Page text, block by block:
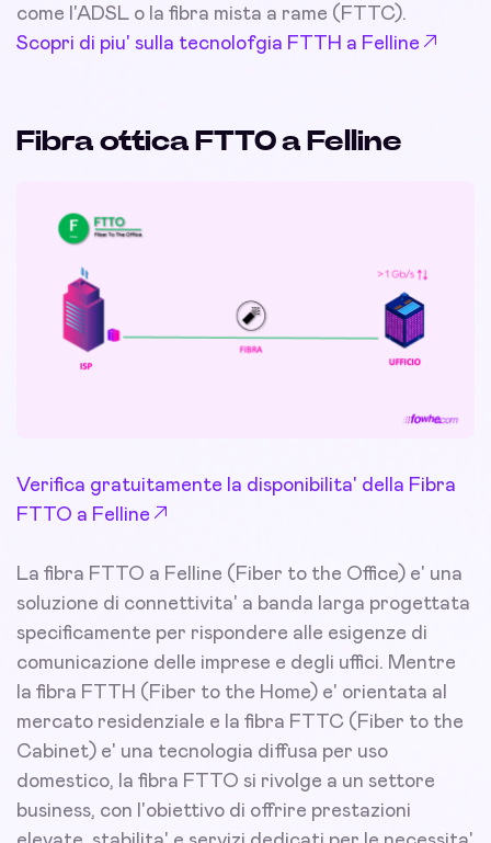
come l'ADSL o la fibra mista a rame (FTTC).
Scopri di piu' sulla tecnolofgia FTTH a Felline
Fibra ottica FTTO a Felline
Verifica gratuitamente la disponibilita' della Fibra
FTTO a Felline
La fibra FTTO a Felline (Fiber to the Office) e' una
soluzione di connettivita' a banda larga progettata
specificamente per rispondere alle esigenze di
comunicazione delle imprese e degli uffici. Mentre
la fibra FTTH (Fiber to the Home) e' orientata al
mercato residenziale e la fibra FTTC (Fiber to the
Cabinet) e' una tecnologia diffusa per uso
domestico, la fibra FTTO si rivolge a un settore
business, con l'obiettivo di offrire prestazioni